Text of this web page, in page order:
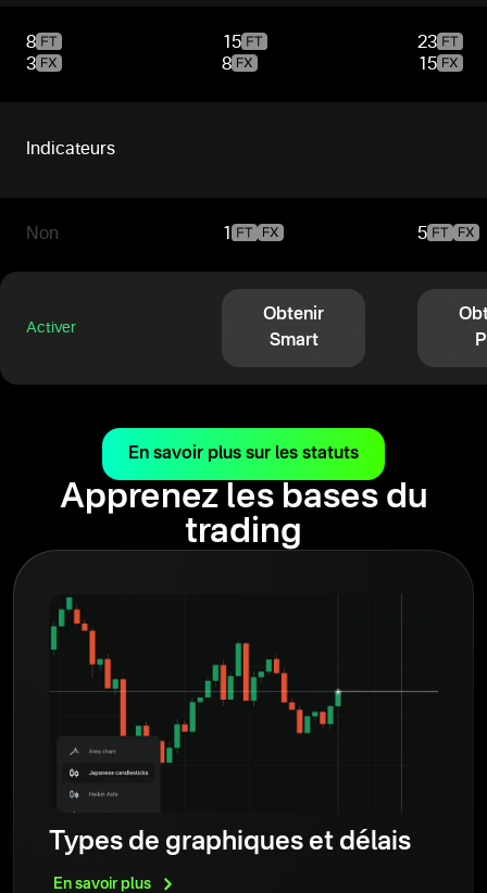
8
3
15
8
23
15
Indicateurs
Non 5
Activer
Obtenir
Smart
En savoir plus sur les statuts
Apprenez les bases du
trading
Types de graphiques et délais
En savoirplus